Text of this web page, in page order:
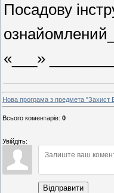
Посадову
«___»
Нова програма з предмета "Захист
Всього коментарів: 0
Увійдіть:
Відправити